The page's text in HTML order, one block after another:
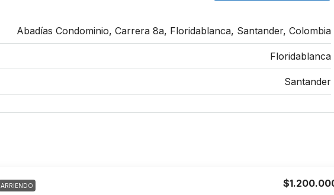
Abadías Condominio, Carrera 8a, Floridablanca, Santander, Colombia
Floridablanca
Santander
ARRIENDO